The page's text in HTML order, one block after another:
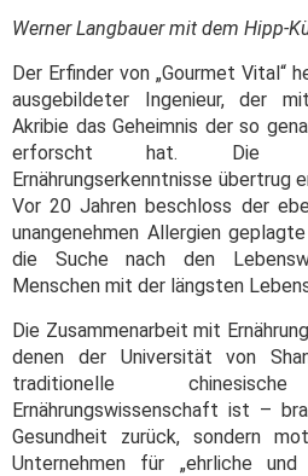
Werner Langbauer mit dem Hipp-
Der Erfinder von „Gourmet Vital“
ausgebildeter Ingenieur, der
Akribie das Geheimnis der so
erforscht hat. Die
Ernährungserkenntnisse übertrug
Vor 20 Jahren beschloss der
unangenehmen Allergien
die Suche nach den
Menschen mit der längsten
Die Zusammenarbeit mit
denen der Universität von
traditionelle
Ernährungswissenschaft ist –
Gesundheit zurück, sondern
Unternehmen für „ehrliche